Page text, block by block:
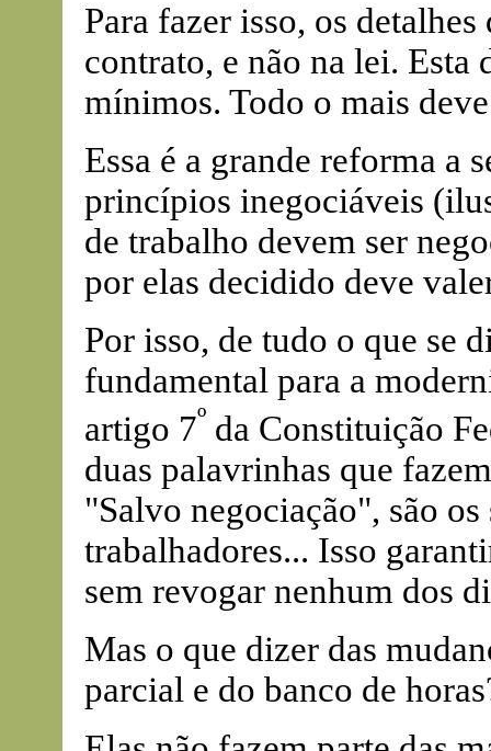
Para fazer isso, os
contrato, e não na lei. Esta
mínimos. Todo o mais
Essa é a grande reforma a
princípios inegociáveis
de trabalho devem ser
por elas decidido deve
Por isso, de tudo o que se
fundamental para a
artigo 7ºda Constituição
duas palavrinhas que
"Salvo negociação", são
trabalhadores... Isso
sem revogar nenhum dos
Mas o que dizer das
parcial e do banco de